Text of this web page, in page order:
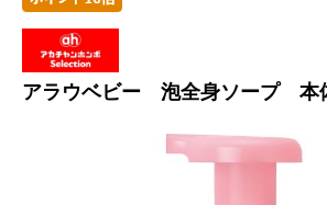
アラウベビー 泡全身ソープ 本